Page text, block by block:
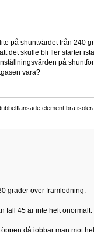
på shuntvärdet från 240
det skulle bli fler starter
på
vara?
element bra
grader över framledning.
fall 45 är inte helt onormalt.
då jobbar man mot